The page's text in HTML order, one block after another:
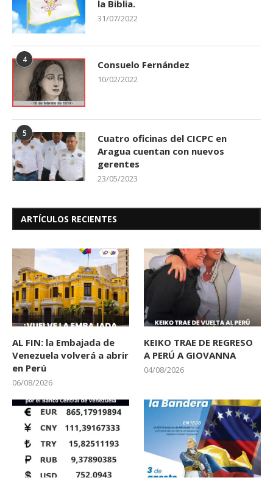
la Biblia.
31/07/2022
4 Consuelo Fernández
10/02/2022
5
Cuatro oficinas del CICPC en
Aragua cuentan con nuevos
gerentes
23/05/2023
ARTÍCULOS RECIENTES
AL FIN: la Embajada de
Venezuela volverá a abrir
en Perú
06/08/2026
KEIKO TRAE DE REGRESO
A PERÚ A GIOVANNA
04/08/2026